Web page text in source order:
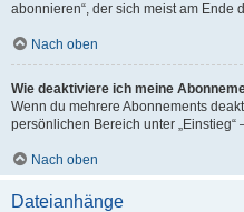
abonnieren“, der sich meist am Ende
Nach oben
Wie deaktiviere ich meine
Wenn du mehrere Abonnements
persönlichen Bereich unter „Einstieg“
Nach oben
Dateianhänge